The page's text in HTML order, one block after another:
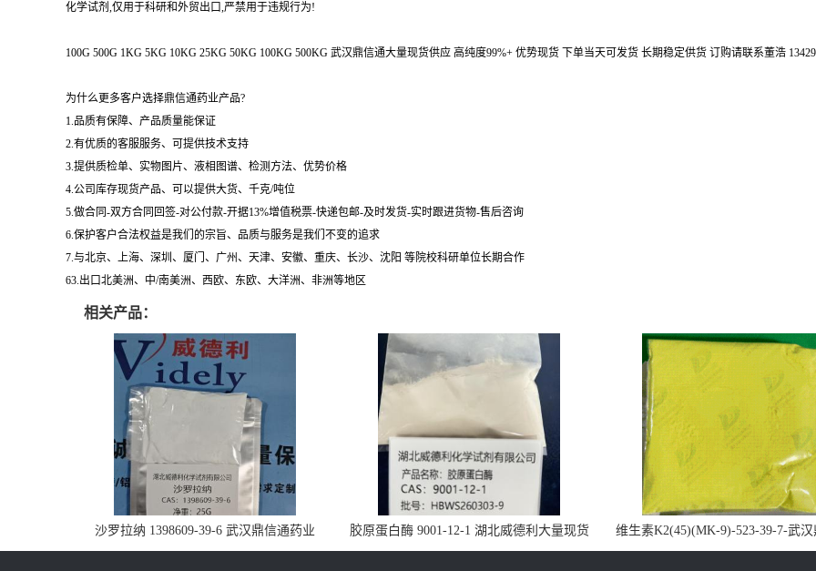
化学试剂,仅用于科研和外贸出口,严禁用于违规行为!
100G 500G 1KG 5KG 10KG 25KG 50KG 100KG 500KG 武汉鼎信通大量现货供应 高纯度99%+ 优势现货 下单当天可发货 长期稳定供货 订购请联系董浩
为什么更多客户选择鼎信通药业产品?
1.品质有保障、产品质量能保证
2.有优质的客服服务、可提供技术支持
3.提供质检单、实物图片、液相图谱、检测方法、优势价格
4.公司库存现货产品、可以提供大货、千克/吨位
5.做合同-双方合同回签-对公付款-开据13%增值税票-快递包邮-及时发货-实时跟进货物-售后咨询
6.保护客户合法权益是我们的宗旨、品质与服务是我们不变的追求
7.与北京、上海、深圳、厦门、广州、天津、安徽、重庆、长沙、沈阳 等院校科研单位长期合作
63.出口北美洲、中/南美洲、西欧、东欧、大洋洲、非洲等地区
相关产品：
沙罗拉纳 1398609-39-6 武汉鼎信通药业
胶原蛋白酶 9001-12-1 湖北威德利大量现货
供应
维生素K2(45)(MK-9)-523-39-7-武汉
药业大量现货供应